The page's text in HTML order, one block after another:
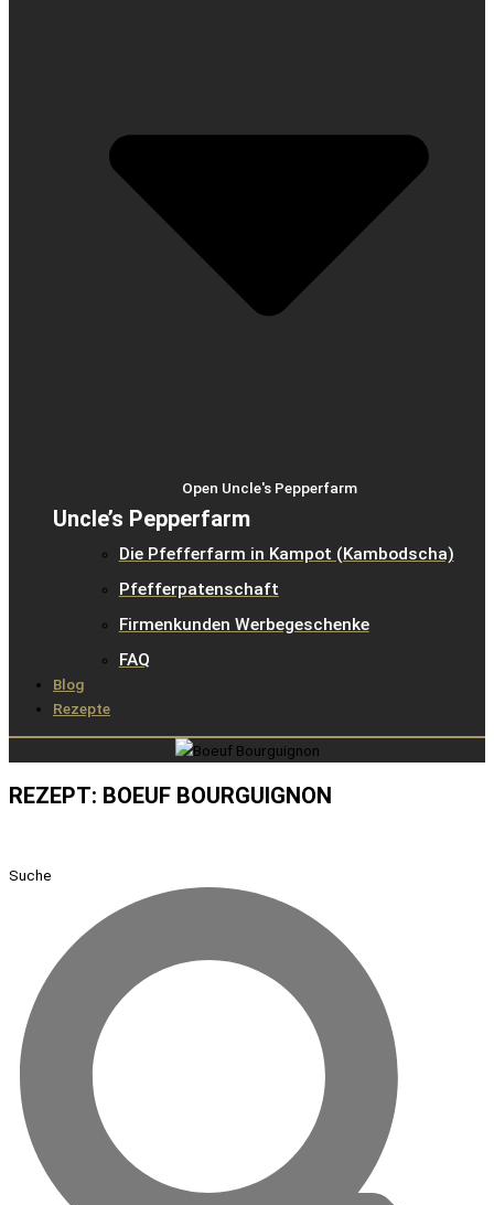
Open Uncle's Pepperfarm
Uncle’s Pepperfarm
Die Pfefferfarm in Kampot (Kambodscha)
Pfefferpatenschaft
Firmenkunden Werbegeschenke
FAQ
Blog
Rezepte
REZEPT: BOEUF BOURGUIGNON
Suche